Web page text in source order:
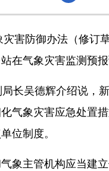
防御办法（修订
在气象灾害监测预报
吴德辉介绍说，
气象灾害应急处置
位制度。
主管机构应当建